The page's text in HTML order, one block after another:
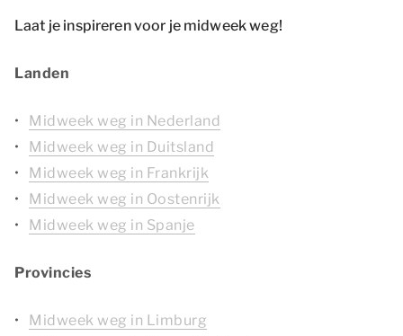
Laat je inspireren voor je midweek weg!
Landen
Midweek weg in Nederland
Midweek weg in Duitsland
Midweek weg in Frankrijk
Midweek weg in Oostenrijk
Midweek weg in Spanje
Provincies
Midweek weg in Limburg